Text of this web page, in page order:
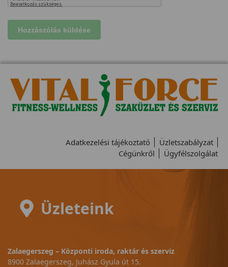
Adatkezelési tájékoztató
Üzletszabályzat
Cégünkről
Ügyfélszolgálat
Üzleteink
Zalaegerszeg – Központi iroda, raktár és szerviz
8900 Zalaegerszeg, Juhász Gyula út 15.